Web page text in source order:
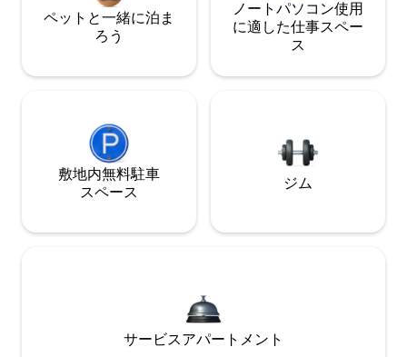
ペットと一緒に泊ま
ろう
ノートパソコン使用
に適した仕事スペー
ス
敷地内無料駐⁠車
ス⁠ペ⁠ー⁠ス
ジム
サービスアパートメント